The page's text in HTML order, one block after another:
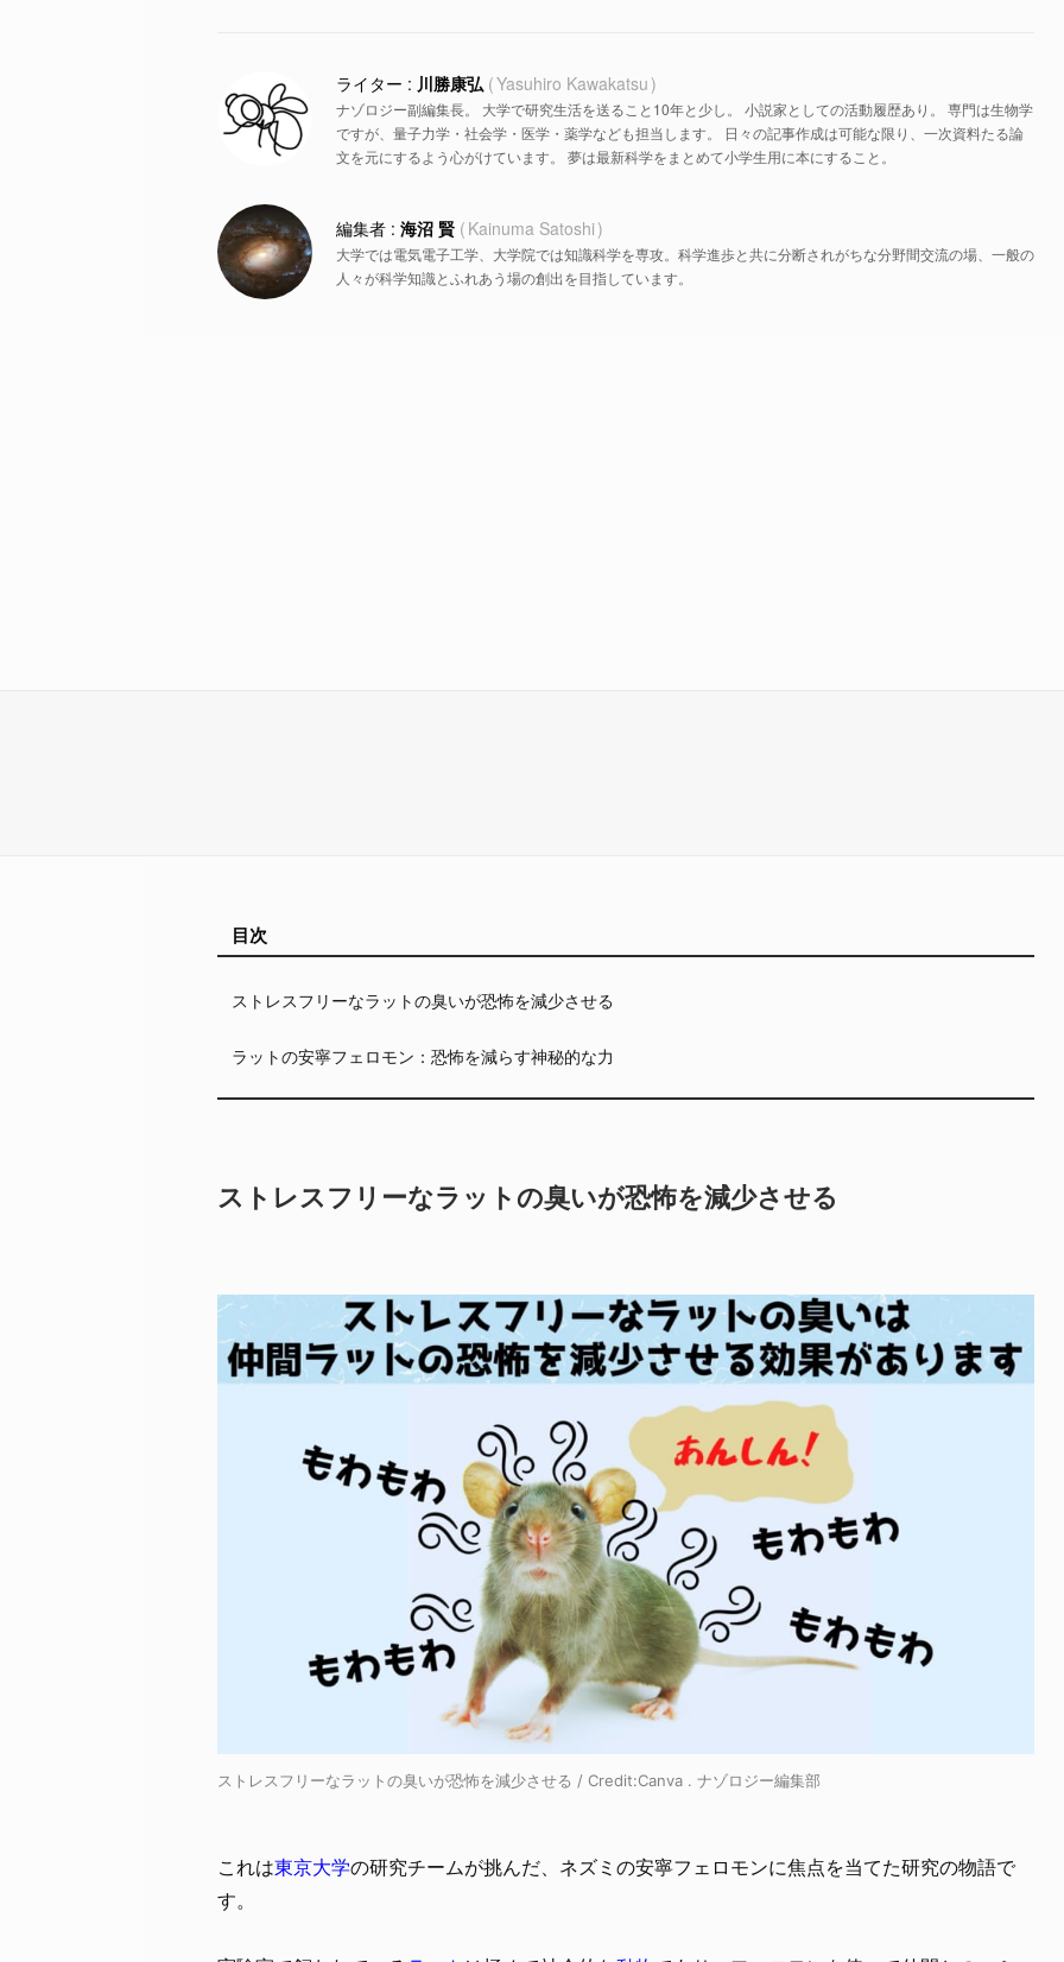
川勝康弘 Yasuhiro Kawakatsu
ナゾロジー副編集長。 大学で研究生活を送ること10年と少し。 小説家としての活動履歴あり。 専門は生物学
ですが、量子力学・社会学・医学・薬学なども担当します。 日々の記事作成は可能な限り、一次資料たる論
文を元にするよう心がけています。 夢は最新科学をまとめて小学生用に本にすること。
海沼 賢 Kainuma Satoshi
大学では電気電子工学、大学院では知識科学を専攻。科学進歩と共に分断されがちな分野間交流の場、一般の
人々が科学知識とふれあう場の創出を目指しています。
目次
ストレスフリーなラットの臭いが恐怖を減少させる
ラットの安寧フェロモン：恐怖を減らす神秘的な力
ストレスフリーなラットの臭いが恐怖を減少させる
ストレスフリーなラットの臭いが恐怖を減少させる / Credit:Canva . ナゾロジー編集部
これは東京大学の研究チームが挑んだ、ネズミの安寧フェロモンに焦点を当てた研究の物語で
す。